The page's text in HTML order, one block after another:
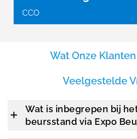
CCO
Wat Onze
Veelgestelde
Wat is inbegrepen bij
beursstand via Expo